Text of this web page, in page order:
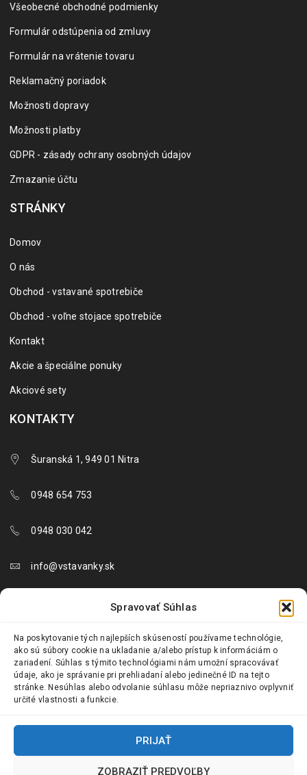
Spravovať Súhlas
Na poskytovanie tých najlepších skúseností používame technológie,
ako sú súbory cookie na ukladanie a/alebo prístup k informáciám o
zariadení. Súhlas s týmito technológiami nám umožní spracovávať
údaje, ako je správanie pri prehliadaní alebo jedinečné ID na tejto
stránke. Nesúhlas alebo odvolanie súhlasu môže nepriaznivo ovplyvniť
určité vlastnosti a funkcie.
PRIJAŤ
ZOBRAZIŤ PREDVOĽBY
Všeobecné obchodné podmienky
Formulár odstúpenia od zmluvy
Formulár na vrátenie tovaru
Reklamačný poriadok
Možnosti dopravy
Možnosti platby
GDPR - zásady ochrany osobných údajov
Zmazanie účtu
STRÁNKY
Domov
O nás
Obchod - vstavané spotrebiče
Obchod - voľne stojace spotrebiče
Kontakt
Akcie a špeciálne ponuky
Akciové sety
KONTAKTY
Šuranská 1, 949 01 Nitra
0948 654 753
0948 030 042
info@vstavanky.sk
objednavky@vstavanky.sk
reklamacie@vstavanky.sk
© 2024 Vstavanky.sk. Všetky práva vyhradené.